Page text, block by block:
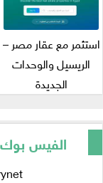
استثمر مع عقار مصر –
الريسيل والوحدات
الجديدة
الفيس بوك